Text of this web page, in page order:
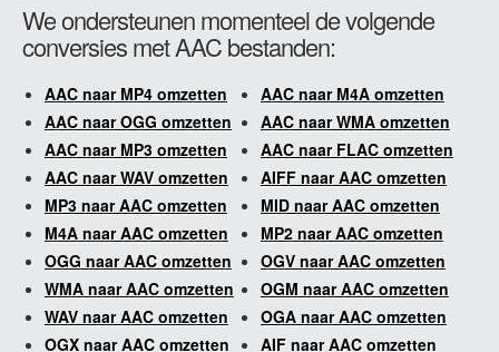
We ondersteunen momenteel de volgende
conversies met AAC bestanden:
AAC naar MP4 omzetten
AAC naar M4A omzetten
AAC naar OGG omzetten
AAC naar WMA omzetten
AAC naar MP3 omzetten
AAC naar FLAC omzetten
AAC naar WAV omzetten
AIFF naar AAC omzetten
MP3 naar AAC omzetten
MID naar AAC omzetten
M4A naar AAC omzetten
MP2 naar AAC omzetten
OGG naar AAC omzetten
OGV naar AAC omzetten
WMA naar AAC omzetten
OGM naar AAC omzetten
WAV naar AAC omzetten
OGA naar AAC omzetten
OGX naar AAC omzetten
AIF naar AAC omzetten